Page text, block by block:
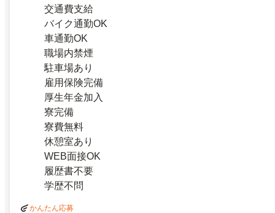
交通費支給
バイク通勤OK
車通勤OK
職場内禁煙
駐車場あり
雇用保険完備
厚生年金加入
寮完備
寮費無料
休憩室あり
WEB面接OK
履歴書不要
学歴不問
かんたん応募